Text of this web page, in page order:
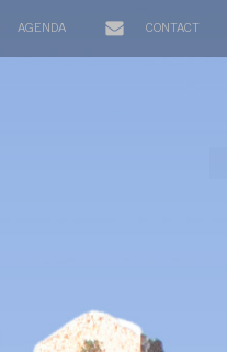
AGENDA CONTACT